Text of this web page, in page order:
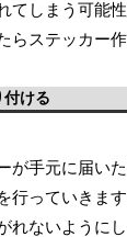
てしまう可能
らステッカー
ける
が手元に届い
行っていきま
れないように